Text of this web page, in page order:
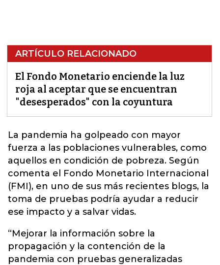
ARTÍCULO RELACIONADO
El Fondo Monetario enciende la luz
roja al aceptar que se encuentran
"desesperados" con la coyuntura
La pandemia ha golpeado con mayor
fuerza a las poblaciones vulnerables, como
aquellos en condición de pobreza. Según
comenta el Fondo Monetario Internacional
(FMI), en uno de sus más recientes blogs, la
toma de pruebas podría ayudar a reducir
ese impacto y a salvar vidas.
“Mejorar la información sobre la
propagación y la contención de la
pandemia con pruebas generalizadas